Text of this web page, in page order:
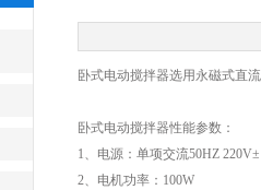
卧式电动搅拌器选用永磁式直
卧式电动搅拌器性能参数：
1、电源：单项交流50HZ
2、电机功率：100W